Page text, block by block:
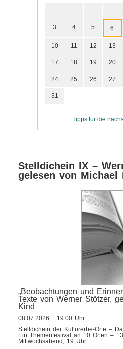
3 4 5 6
10 11 12 13
17 18 19 20
24 25 26 27
31
Tipps für die
Stelldichein IX –
gelesen von Michael
„Beobachtungen und
Texte von Werner Stötzer,
Kind
08.07.2026 19:00 Uhr
Stelldichein der Kulturerbe-Orte –
Ein Themenfestival an 10 Orten –
Mittwochsabend, 19 Uhr